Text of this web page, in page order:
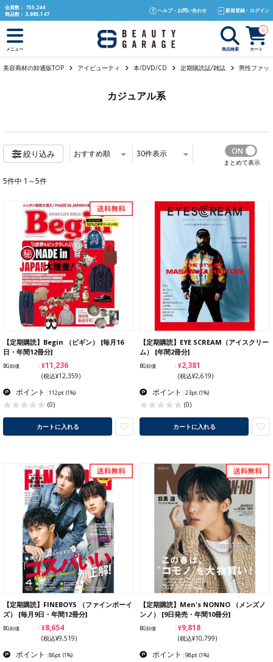
text.skipToContent
text.skipToNavigation
会員数： 755,244
商品数： 3,885,147
ヘルプ・お問い合わせ 新規登録・ログイン
メニュー 商品検索 カート
0
美容商材の卸通販TOP アイビューティ 本/DVD/CD 定期購読誌/雑誌 男性ファッ
カジュアル系
絞り込み おすすめ順 30件表示
まとめて表示
5件中 1～5件
【定期購読】Begin （ビギン） [毎月16
日・年間12冊分]
BG卸価 ¥11,236
(税込¥12,359)
ポイント : 112pt (1%)
(0)
カートに入れる
【定期購読】EYE SCREAM（アイスクリー
ム） [年間2冊分]
BG卸価 ¥2,381
(税込¥2,619)
ポイント : 23pt (1%)
(0)
カートに入れる
【定期購読】FINEBOYS （ファインボーイ
ズ） [毎月9日・年間12冊分]
BG卸価 ¥8,654
(税込¥9,519)
ポイント : 86pt (1%)
【定期購読】Men's NONNO （メンズノ
ンノ） [9日発売・年間10冊分]
BG卸価 ¥9,818
(税込¥10,799)
ポイント : 98pt (1%)